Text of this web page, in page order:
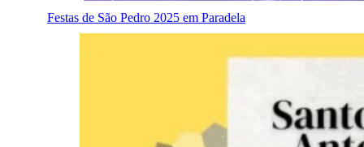
Festas de São Pedro 2025 em Paradela